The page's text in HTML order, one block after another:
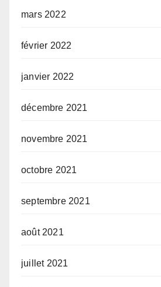
mars 2022
février 2022
janvier 2022
décembre 2021
novembre 2021
octobre 2021
septembre 2021
août 2021
juillet 2021